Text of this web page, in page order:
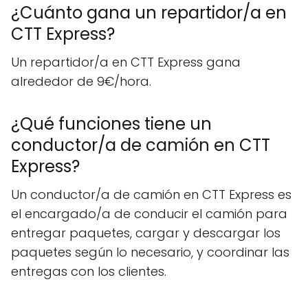
¿Cuánto gana un repartidor/a en
CTT Express?
Un repartidor/a en CTT Express gana
alrededor de 9€/hora.
¿Qué funciones tiene un
conductor/a de camión en CTT
Express?
Un conductor/a de camión en CTT Express es
el encargado/a de conducir el camión para
entregar paquetes, cargar y descargar los
paquetes según lo necesario, y coordinar las
entregas con los clientes.